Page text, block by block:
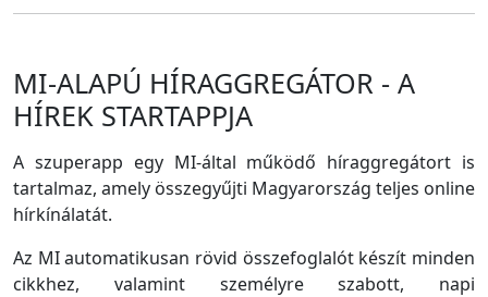
MI-ALAPÚ HÍRAGGREGÁTOR - A
HÍREK STARTAPPJA
A szuperapp egy MI-által működő híraggregátort is
tartalmaz, amely összegyűjti Magyarország teljes online
hírkínálatát.
Az MI automatikusan rövid összefoglalót készít minden
cikkhez, valamint személyre szabott, napi